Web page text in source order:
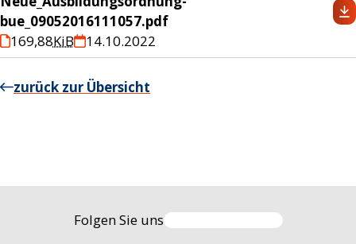
bue_09052016111057.pdf
169,88KiB 14.10.2022
zurück zur Übersicht
Folgen Sie uns